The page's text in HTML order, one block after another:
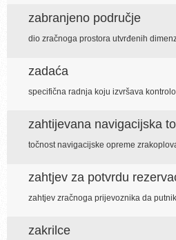
zabranjeno područje
dio zračnoga prostora utvrđenih
zadaća
specifična radnja koju izvršava
zahtijevana navigacijska
točnost navigacijske opreme
zahtjev za potvrdu
zahtjev zračnoga prijevoznika da
zakrilce